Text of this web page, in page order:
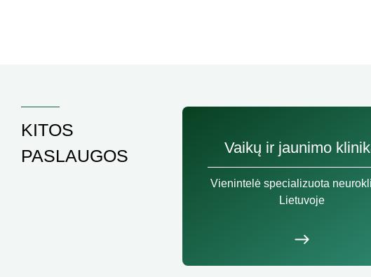
KITOS
PASLAUGOS
Vaikų ir jaunimo
Vienintelė specializuota
Lietuvoje